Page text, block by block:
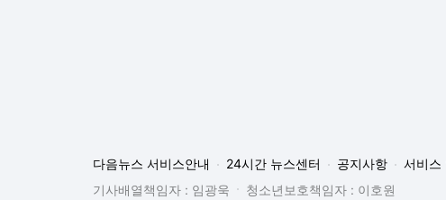
다음뉴스 서비스안내 24시간 뉴스센터 공지사항
서비스
기사배열책임자 : 임광욱
청소년보호책임자 : 이호원